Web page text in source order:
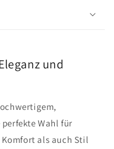
und
Wahl für
als auch Stil